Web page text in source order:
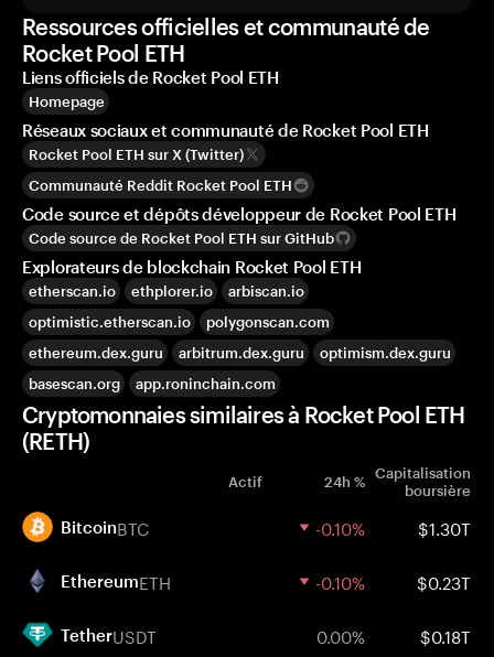
Ressources officielles et communauté de
Rocket Pool ETH
Liens officiels de Rocket Pool ETH
Homepage
Réseaux sociaux et communauté de Rocket Pool ETH
Rocket Pool ETH sur X (Twitter)
Communauté Reddit Rocket Pool ETH
Code source et dépôts développeur de Rocket Pool ETH
Code source de Rocket Pool ETH sur GitHub
Explorateurs de blockchain Rocket Pool ETH
etherscan.io ethplorer.io
arbiscan.io
optimistic.etherscan.io
polygonscan.com
ethereum.dex.guru
arbitrum.dex.guru
optimism.dex.guru
basescan.org
app.roninchain.com
Cryptomonnaies similaires à Rocket Pool ETH
(RETH)
Actif 24h % Capitalisation
boursière
BitcoinBTC -0.10% $1.30T
EthereumETH -0.10% $0.23T
TetherUSDT 0.00% $0.18T